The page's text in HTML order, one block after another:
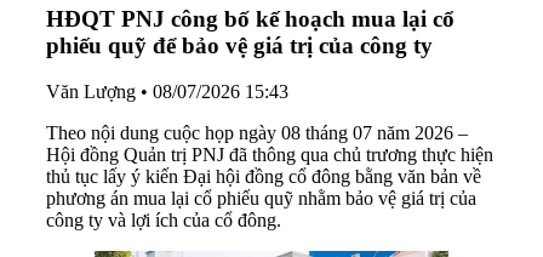
HĐQT PNJ công bố kế hoạch mua lại cổ
phiếu quỹ để bảo vệ giá trị của công ty
Văn Lượng • 08/07/2026 15:43
Theo nội dung cuộc họp ngày 08 tháng 07 năm 2026 –
Hội đồng Quản trị PNJ đã thông qua chủ trương thực hiện
thủ tục lấy ý kiến Đại hội đồng cổ đông bằng văn bản về
phương án mua lại cổ phiếu quỹ nhằm bảo vệ giá trị của
công ty và lợi ích của cổ đông.